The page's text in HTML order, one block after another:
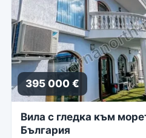
395 000 €
Вила с гледка към
България